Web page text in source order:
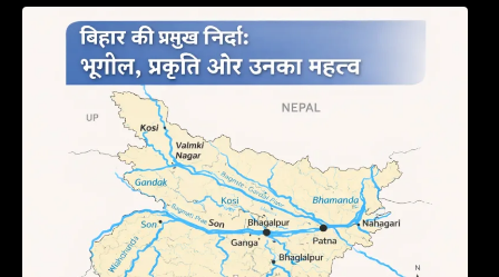
बिहार की नदियों का विस्तृत अध्ययन | Geography of
Rivers in Bihar